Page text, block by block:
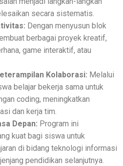
secara sistematis.
Dengan menyusun blok
berbagai proyek kreatif,
game interaktif, atau
Kolaborasi: Melalui
belajar bekerja sama untuk
coding, meningkatkan
dan kerja tim.
Depan: Program ini
kuat bagi siswa untuk
di bidang teknologi informasi
pendidikan selanjutnya.